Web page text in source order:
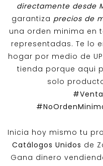
directamente desde
garantiza precios de
una orden minima en
representadas. Te lo
hogar por medio de
tienda porque aqui
solo
Inicia hoy mismo tu
Catálogos Unidos de
Gana dinero